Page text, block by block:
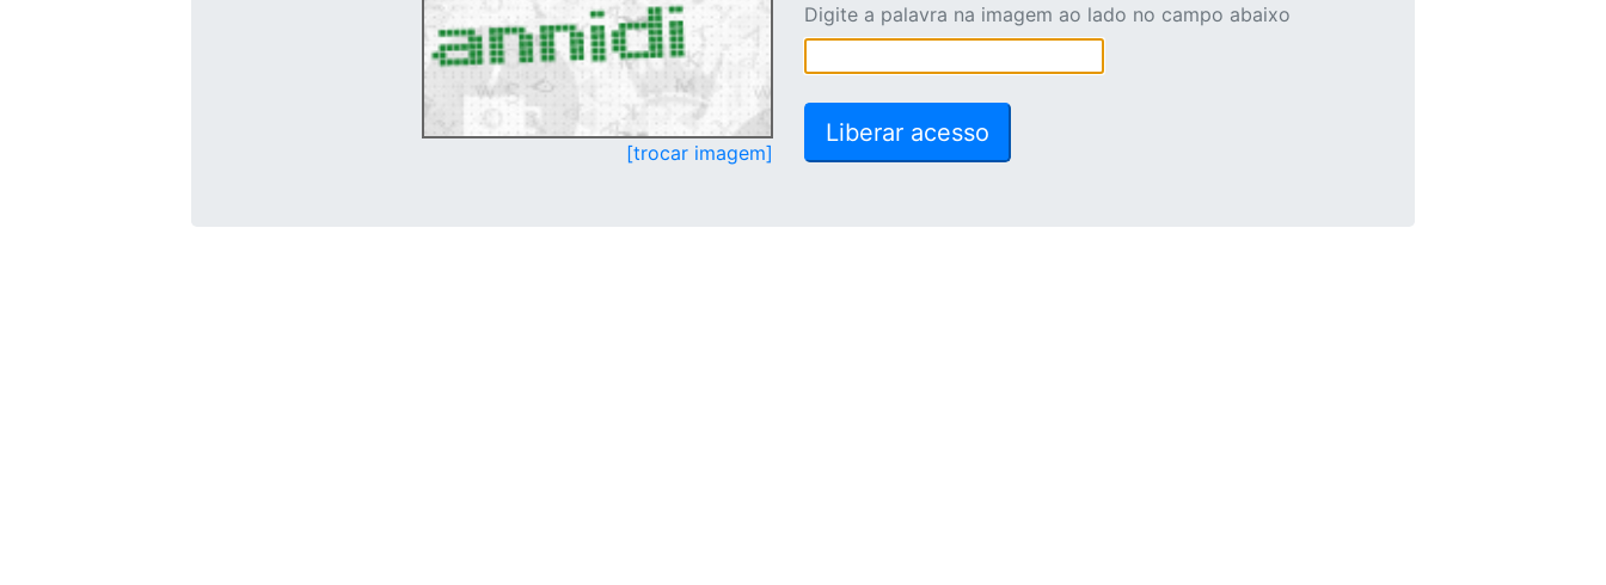
[trocar imagem]
Digite a palavra na imagem ao lado no campo abaixo